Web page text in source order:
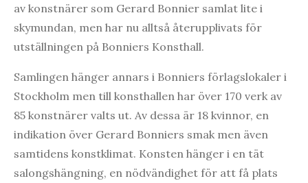
av konstnärer som Gerard Bonnier samlat lite i
skymundan, men har nu alltså återupplivats för
utställningen på Bonniers Konsthall.
Samlingen hänger annars i Bonniers förlagslokaler i
Stockholm men till konsthallen har över 170 verk av
85 konstnärer valts ut. Av dessa är 18 kvinnor, en
indikation över Gerard Bonniers smak men även
samtidens konstklimat. Konsten hänger i en tät
salongshängning, en nödvändighet för att få plats